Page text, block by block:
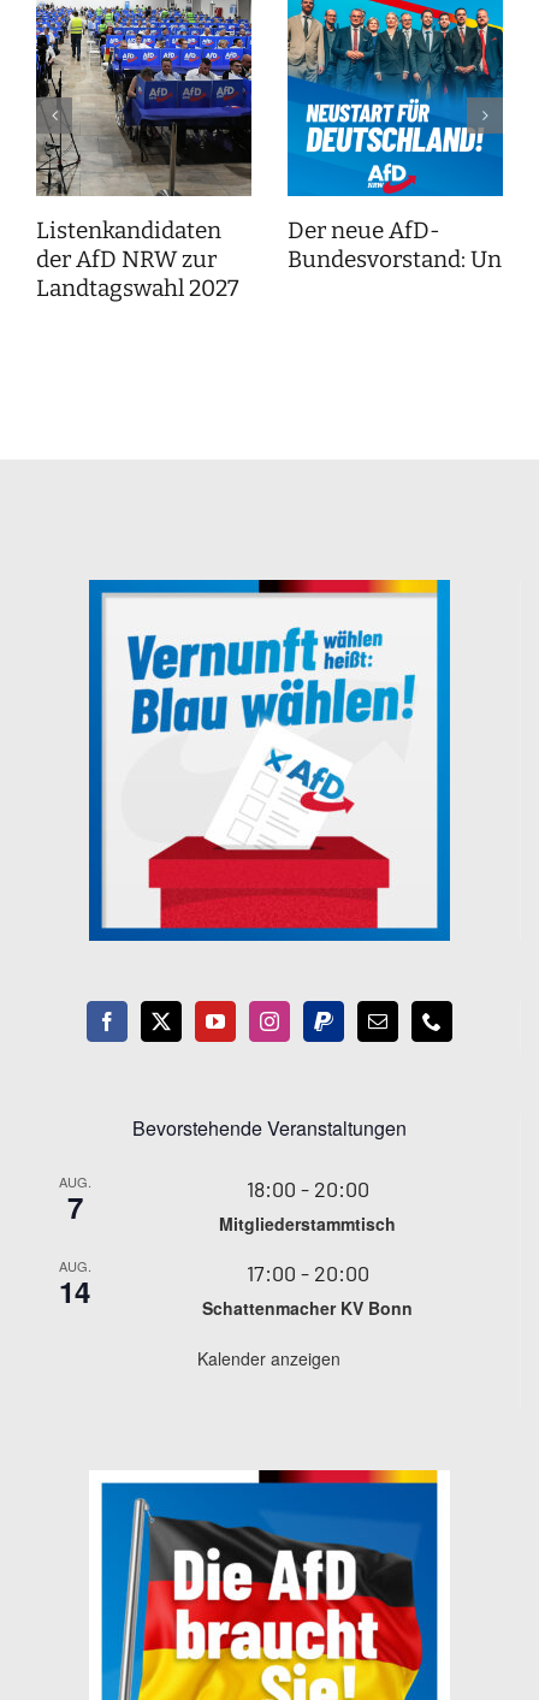
Listenkandidaten
der AfD NRW zur
Landtagswahl 2027
Der neue AfD-
Bundesvorstand:
Bevorstehende Veranstaltungen
AUG.
7 18:00 - 20:00
Mitgliederstammtisch
AUG.
14 17:00 - 20:00
Schattenmacher KV Bonn
Kalender anzeigen